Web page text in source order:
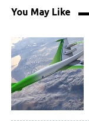
You May Like